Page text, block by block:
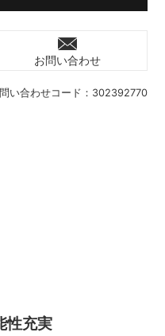
い合わせコード： 302392770
お問い合わせ
性充実